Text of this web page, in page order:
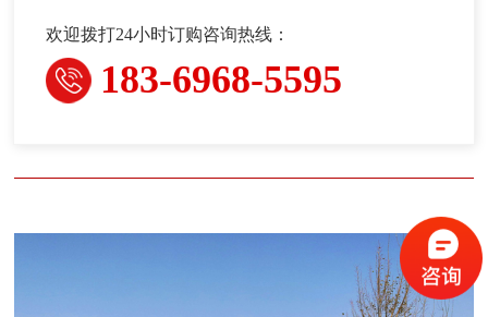
欢迎拨打24小时订购咨询热线：
183-6968-5595